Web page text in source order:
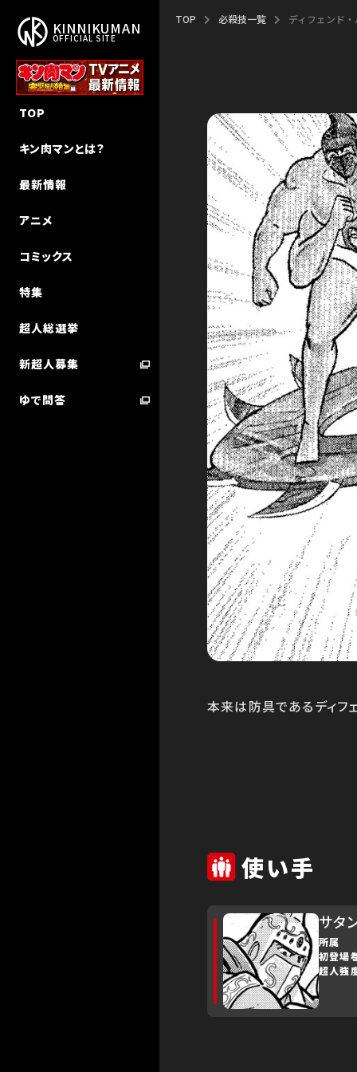
KINNIKUMAN
OFFICIAL SITE
TOP
キン肉マンとは？
作者・ゆでたまご先生
ストーリー
技検索
超人検索／技検索 ランキング
STARTER BOOK
最新情報
アニメ
エピソード
声優キャスト
MUSIC（Season 2）
初代アニメ キン⾁マン
初代アニメ キン⾁マン キン⾁星
コミックス
キン肉マン
キン肉マンII世
キン肉マンII世 究極の超人タッグ
その他
特集
キン肉マンⅡ世 追っかけW連載
超人特集
インタビュー
キン肉マン教室
超人総選挙
新超人募集
ゆで問答
TOP 必殺技一覧 ディフェンド
本来は防具であるディフ
使い手
サタ
所属
初登場
超人強